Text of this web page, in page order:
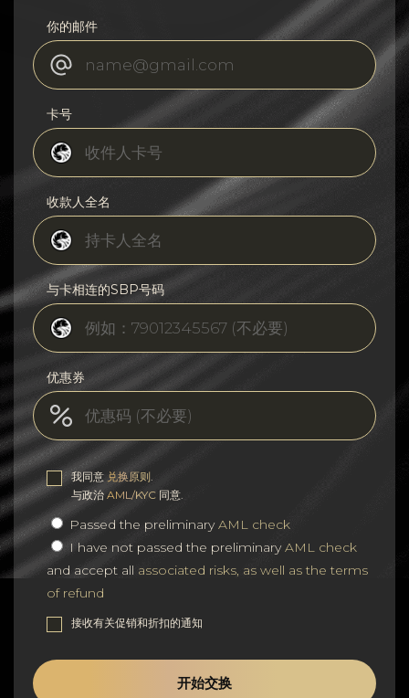
你的邮件
卡号
收款人全名
与卡相连的SBP号码
优惠券
我同意 兑换原则
与政治 AML/KYC 同意.
Passed the preliminaryAML check
I have not passed the preliminaryAML check
and accept all associated risks, as well as the terms
of refund
接收有关促销和折扣的通知
开始交换